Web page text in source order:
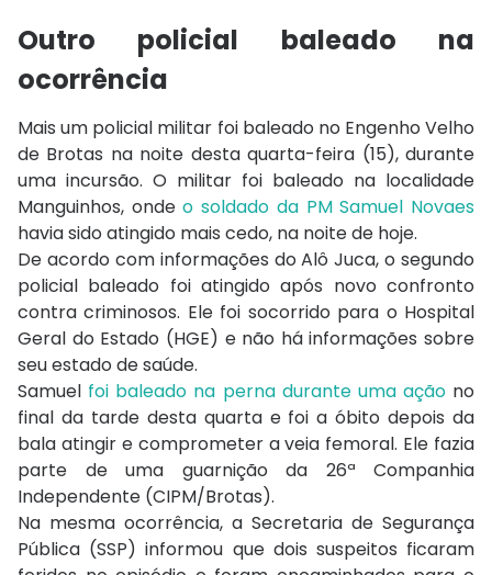
Outro policial baleado na
ocorrência
Mais um policial militar foi baleado no Engenho Velho
de Brotas na noite desta quarta-feira (15), durante
uma incursão. O militar foi baleado na localidade
Manguinhos, ondeo soldado da PM Samuel Novaes
havia sido atingido mais cedo, na noite de hoje.
De acordo com informações do Alô Juca, o segundo
policial baleado foi atingido após novo confronto
contra criminosos. Ele foi socorrido para o Hospital
Geral do Estado (HGE) e não há informações sobre
seu estado de saúde.
Samuel foi baleado na perna durante uma açãono
final da tarde desta quarta e foi a óbito depois da
bala atingir e comprometer a veia femoral. Ele fazia
parte de uma guarnição da 26ª Companhia
Independente (CIPM/Brotas).
Na mesma ocorrência, a Secretaria de Segurança
Pública (SSP) informou que dois suspeitos ficaram